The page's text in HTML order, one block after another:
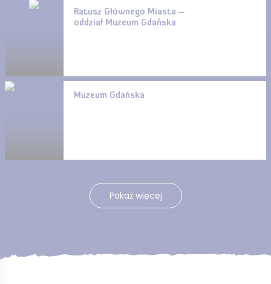
Ratusz Głównego Miasta –
oddział Muzeum Gdańska
Muzeum Gdańska
Pokaż więcej